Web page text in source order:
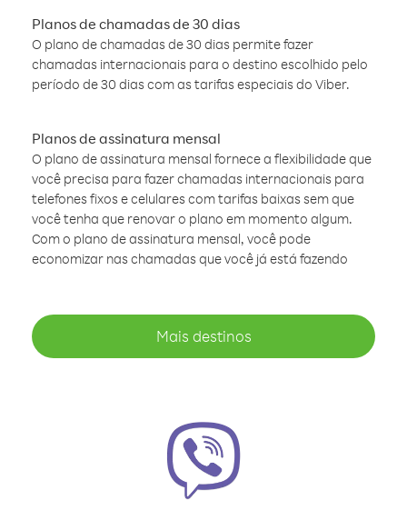
Planos de chamadas de 30 dias
O plano de chamadas de 30 dias permite fazer
chamadas internacionais para o destino escolhido pelo
período de 30 dias com as tarifas especiais do Viber.
Planos de assinatura mensal
O plano de assinatura mensal fornece a flexibilidade que
você precisa para fazer chamadas internacionais para
telefones fixos e celulares com tarifas baixas sem que
você tenha que renovar o plano em momento algum.
Com o plano de assinatura mensal, você pode
economizar nas chamadas que você já está fazendo
Mais destinos